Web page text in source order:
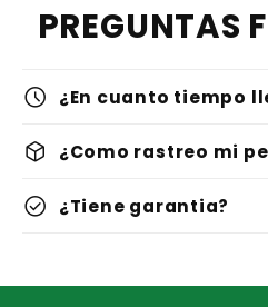
PREGUNTAS
schedule ¿En cuanto tiempo
deployed_code ¿Como rastreo mi
check_circle ¿Tiene garantia?